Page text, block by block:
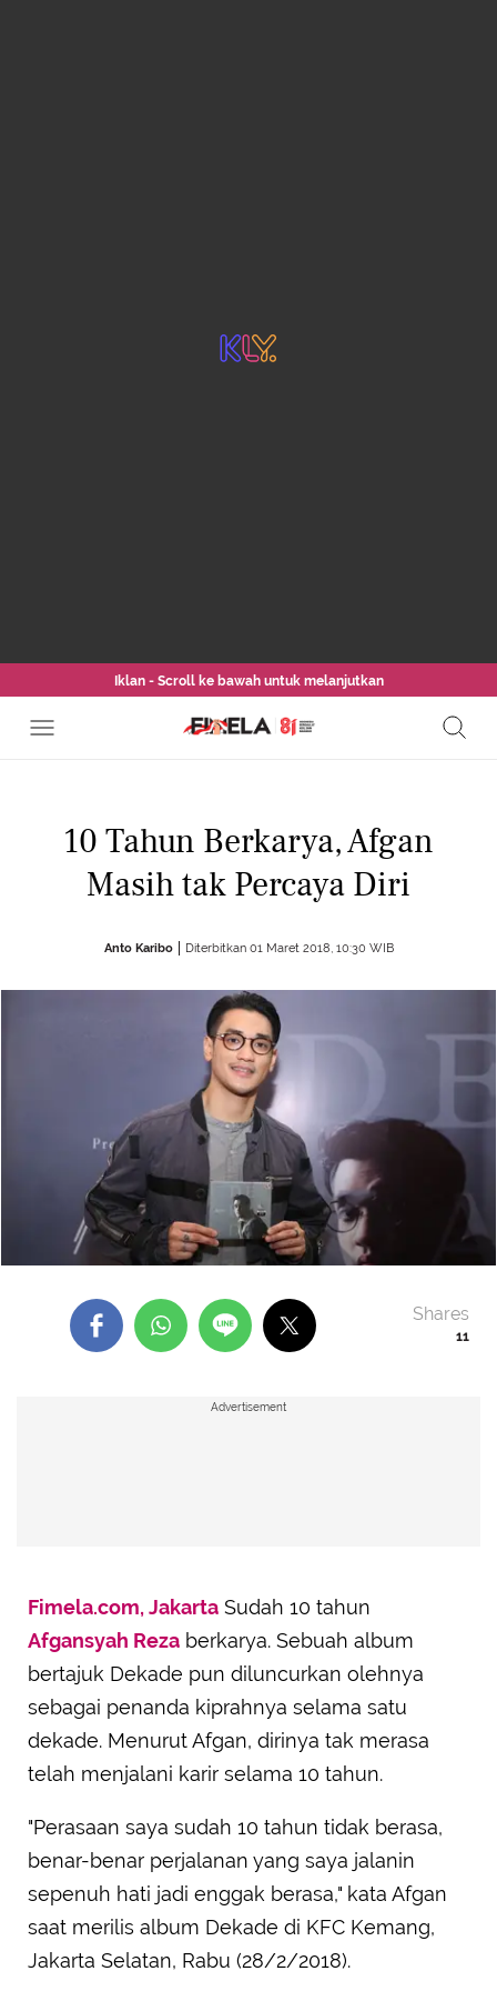
Iklan - Scroll ke bawah untuk melanjutkan
10 Tahun Berkarya, Afgan
Masih tak Percaya Diri
Anto Karibo Diterbitkan 01 Maret 2018, 10:30 WIB
11
Shares
Advertisement
Fimela.com, Jakarta Sudah 10 tahun
Afgansyah Reza berkarya. Sebuah album
bertajuk Dekade pun diluncurkan olehnya
sebagai penanda kiprahnya selama satu
dekade. Menurut Afgan, dirinya tak merasa
telah menjalani karir selama 10 tahun.
"Perasaan saya sudah 10 tahun tidak berasa,
benar-benar perjalanan yang saya jalanin
sepenuh hati jadi enggak berasa," kata Afgan
saat merilis album Dekade di KFC Kemang,
Jakarta Selatan, Rabu (28/2/2018).